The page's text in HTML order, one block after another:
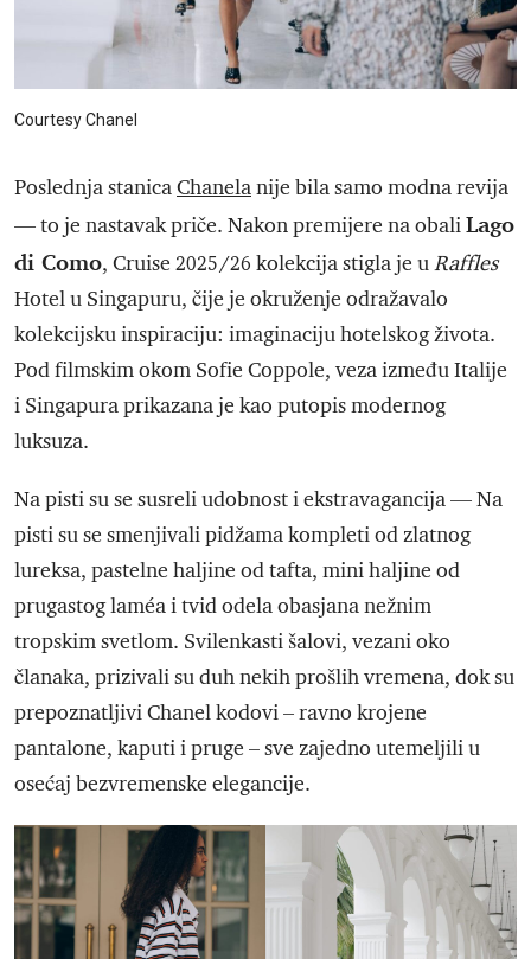
Courtesy Chanel
Poslednja stanicaChanelanije bila samo modna revija
— to je nastavak priče. Nakon premijere na obaliLago
di Como, Cruise 2025/26 kolekcija stigla je uRaffles
Hotel u Singapuru, čije je okruženje odražavalo
kolekcijsku inspiraciju: imaginaciju hotelskog života.
Pod filmskim okom Sofie Coppole, veza između Italije
i Singapura prikazana je kao putopis modernog
luksuza.
Na pisti su se susreli udobnost i ekstravagancija — Na
pisti su se smenjivali pidžama kompleti od zlatnog
lureksa, pastelne haljine od tafta, mini haljine od
prugastog laméa i tvid odela obasjana nežnim
tropskim svetlom. Svilenkasti šalovi, vezani oko
članaka, prizivali su duh nekih prošlih vremena, dok su
prepoznatljivi Chanel kodovi – ravno krojene
pantalone, kaputi i pruge – sve zajedno utemeljili u
osećaj bezvremenske elegancije.